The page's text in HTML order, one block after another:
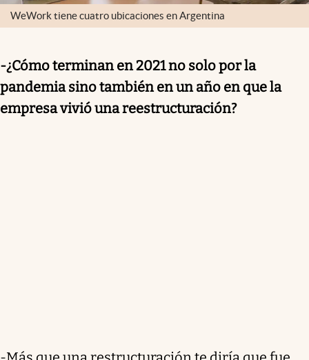
WeWork tiene cuatro ubicaciones en Argentina
-¿Cómo terminan en 2021 no solo por la
pandemia sino también en un año en que la
empresa vivió una reestructuración?